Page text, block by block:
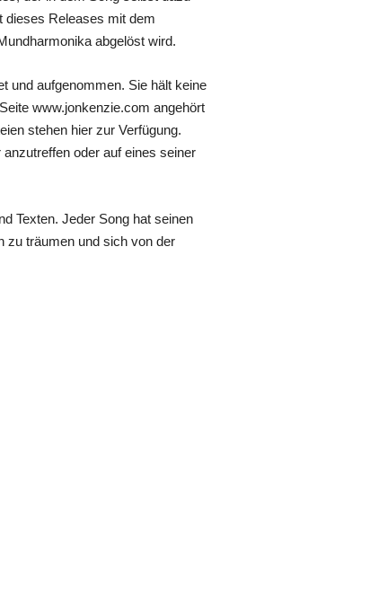
dieses Releases mit dem
abgelöst wird.
und aufgenommen. Sie hält keine
www.jonkenzie.com angehört
stehen hier zur Verfügung.
oder auf eines seiner
Texten. Jeder Song hat seinen
zu träumen und sich von der